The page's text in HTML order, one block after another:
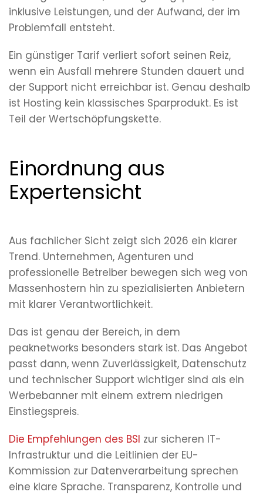
inklusive Leistungen, und der Aufwand, der im
Problemfall entsteht.
Ein günstiger Tarif verliert sofort seinen Reiz,
wenn ein Ausfall mehrere Stunden dauert und
der Support nicht erreichbar ist. Genau deshalb
ist Hosting kein klassisches Sparprodukt. Es ist
Teil der Wertschöpfungskette.
Einordnung aus
Expertensicht
Aus fachlicher Sicht zeigt sich 2026 ein klarer
Trend. Unternehmen, Agenturen und
professionelle Betreiber bewegen sich weg von
Massenhostern hin zu spezialisierten Anbietern
mit klarer Verantwortlichkeit.
Das ist genau der Bereich, in dem
peaknetworks besonders stark ist. Das Angebot
passt dann, wenn Zuverlässigkeit, Datenschutz
und technischer Support wichtiger sind als ein
Werbebanner mit einem extrem niedrigen
Einstiegspreis.
Die Empfehlungen des BSI zur sicheren IT-
Infrastruktur und die Leitlinien der EU-
Kommission zur Datenverarbeitung sprechen
eine klare Sprache. Transparenz, Kontrolle und